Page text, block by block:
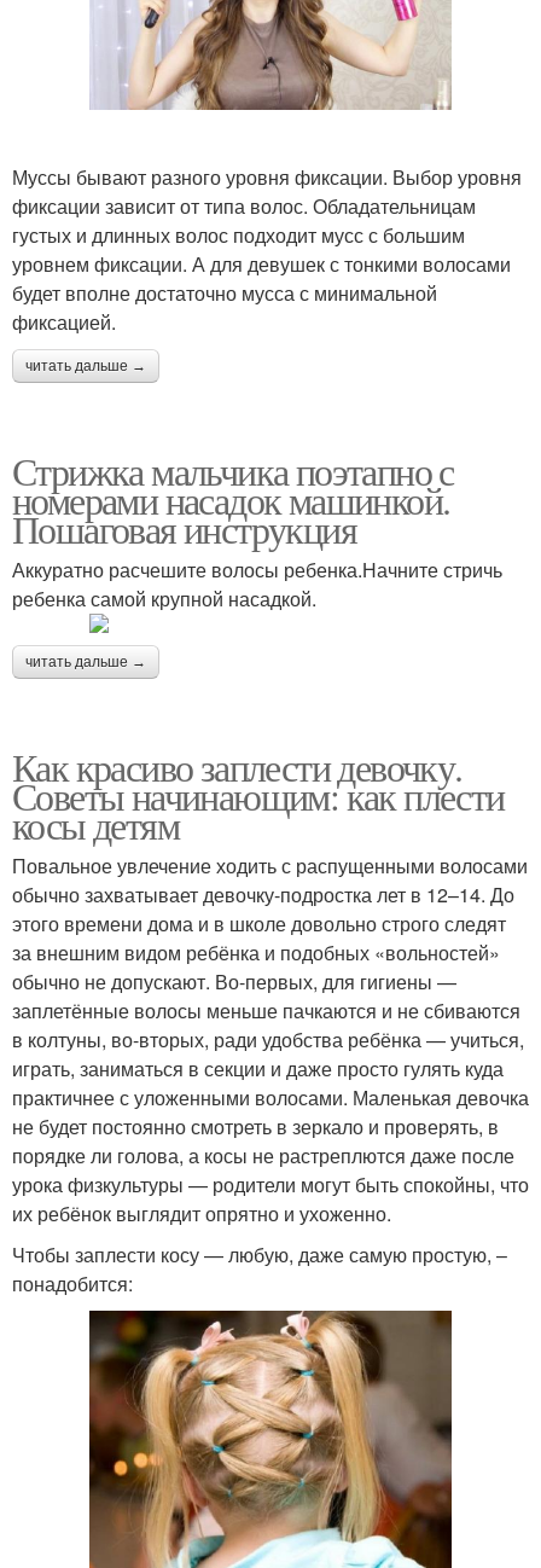
Муссы бывают разного уровня фиксации. Выбор уровня
фиксации зависит от типа волос. Обладательницам
густых и длинных волос подходит мусс с большим
уровнем фиксации. А для девушек с тонкими волосами
будет вполне достаточно мусса с минимальной
фиксацией.
читать дальше →
Стрижка мальчика поэтапно с
номерами насадок машинкой.
Пошаговая инструкция
Аккуратно расчешите волосы ребенка.Начните стричь
ребенка самой крупной насадкой.
читать дальше →
Как красиво заплести девочку.
Советы начинающим: как плести
косы детям
Повальное увлечение ходить с распущенными волосами
обычно захватывает девочку-подростка лет в 12–14. До
этого времени дома и в школе довольно строго следят
за внешним видом ребёнка и подобных «вольностей»
обычно не допускают. Во-первых, для гигиены —
заплетённые волосы меньше пачкаются и не сбиваются
в колтуны, во-вторых, ради удобства ребёнка — учиться,
играть, заниматься в секции и даже просто гулять куда
практичнее с уложенными волосами. Маленькая девочка
не будет постоянно смотреть в зеркало и проверять, в
порядке ли голова, а косы не растреплются даже после
урока физкультуры — родители могут быть спокойны, что
их ребёнок выглядит опрятно и ухоженно.
Чтобы заплести косу — любую, даже самую простую, –
понадобится: